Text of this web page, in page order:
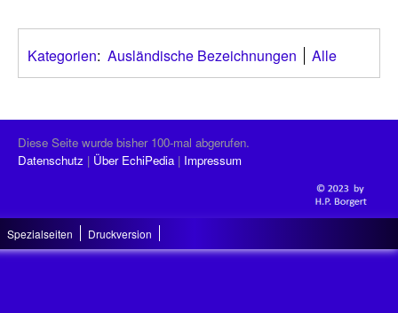
Kategorien: Ausländische Bezeichnungen Alle
Diese Seite wurde bisher 100-mal abgerufen.
Datenschutz
Über EchiPedia Impressum
Spezialseiten Druckversion